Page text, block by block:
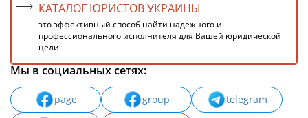
КАТАЛОГ ЮРИСТОВ УКРАИНЫ
это эффективный способ найти надежного и
профессионального исполнителя для Вашей юридической
цели
Мы в социальных сетях:
page group
telegram